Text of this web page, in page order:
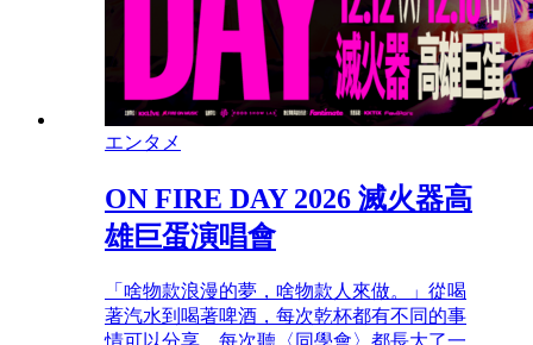
エンタメ
ON FIRE DAY 2026 滅火器高
雄巨蛋演唱會
「啥物款浪漫的夢，啥物款人來做。」從喝
著汽水到喝著啤酒，每次乾杯都有不同的事
情可以分享、每次聽〈同學會〉都長大了一